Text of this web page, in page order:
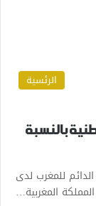
الرئسية
بالنسبة
للمغرب لدى
المغربية…